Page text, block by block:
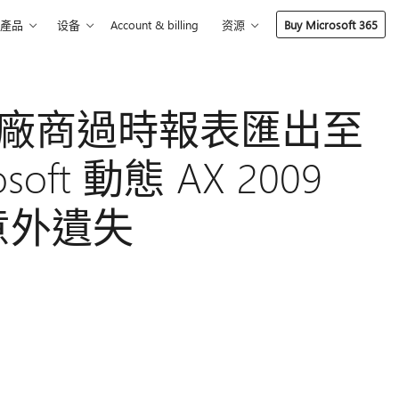
產品 设备 Account & billing 资源 Buy Microsoft 365
商過時報表匯出至
動態 AX 2009
外遺失